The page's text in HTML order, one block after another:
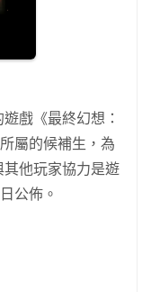
戲《最終幻想：
屬的候補生，為
他玩家協力是遊
公佈。